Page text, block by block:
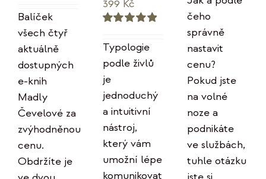
5.00z 5
996 Kč.799 Kč.
Balíček
všech čtyř
aktuálně
dostupných
e-knih
Madly
Čevelové za
zvýhodněnou
cenu.
Obdržíte je
5.00 z 5
399 Kč
Typologie
podle živlů
je
jednoduchý
a intuitivní
nástroj,
který vám
umožní lépe
komunikovat
čeho
správně
nastavit
cenu?
Pokud jste
na volné
noze a
podnikáte
ve službách,
tuhle otázku